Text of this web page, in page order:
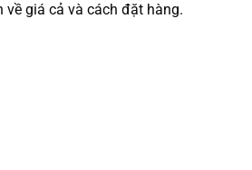
giá cả và cách đặt hàng.